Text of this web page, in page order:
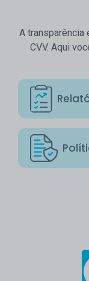
A transparência
CVV. Aqui